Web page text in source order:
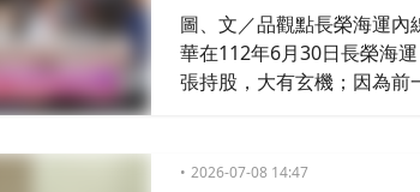
圖、文／品觀點長榮海運
華在112年6月30日長榮海
張持股，大有玄機；因為前
2026-07-08 14:47